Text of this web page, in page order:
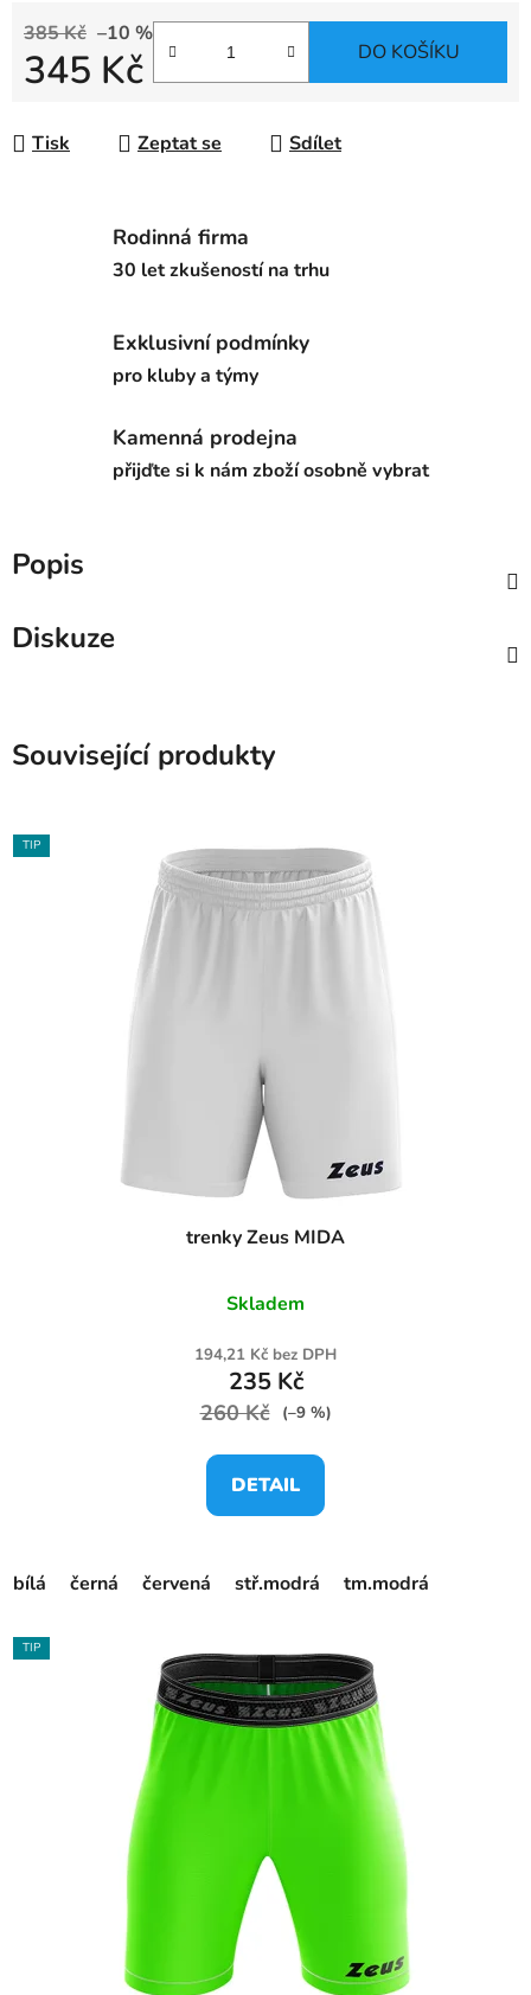
385 Kč –10 %
345 Kč DO KOŠÍKU
Tisk Zeptat se Sdílet
Rodinná firma
30 let zkušeností na trhu
Exklusivní podmínky
pro kluby a týmy
Kamenná prodejna
přijďte si k nám zboží osobně vybrat
Popis
Diskuze
Související produkty
TIP
trenky Zeus MIDA
Skladem
194,21 Kč bez DPH
235 Kč
260 Kč (–9 %)
DETAIL
bílá černá červená stř.modrá tm.modrá
TIP